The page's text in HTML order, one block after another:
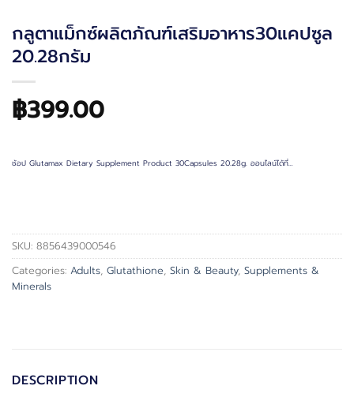
กลูตาแม็กซ์ผลิตภัณฑ์เสริมอาหาร30แคปซูล
20.28กรัม
฿399.00
ช้อป Glutamax Dietary Supplement Product 30Capsules 20.28g. ออนไลน์ได้ที่…
SKU: 8856439000546
Categories: Adults, Glutathione, Skin & Beauty, Supplements &
Minerals
DESCRIPTION